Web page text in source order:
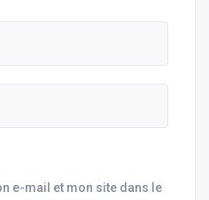
e-mail et mon site dans le